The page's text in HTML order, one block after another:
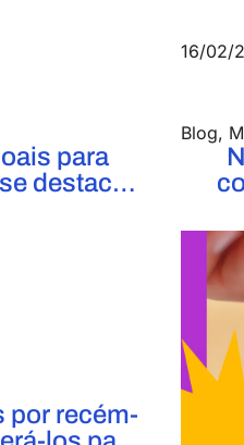
para
destacar
16/02/
Blog,
por recém-